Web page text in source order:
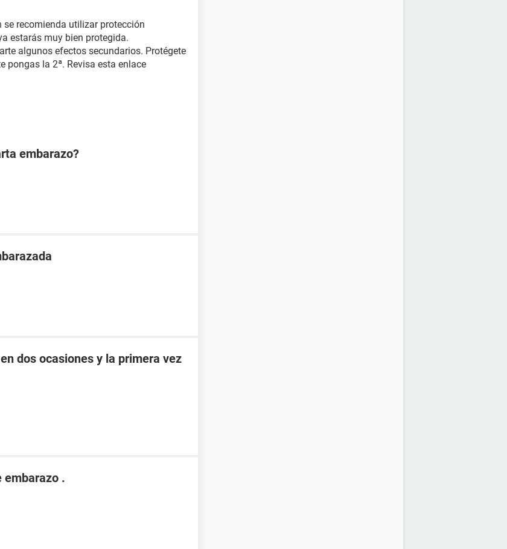
se recomienda utilizar protección
estarás muy bien protegida.
algunos efectos secundarios. Protégete
pongas la 2ª. Revisa esta enlace
embarazo?
dos ocasiones y la primera vez
embarazo .